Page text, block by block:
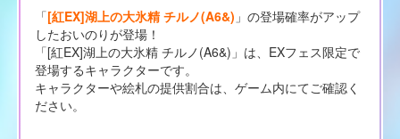
「[紅EX]湖上の大氷精 チルノ(A6&) 」の登場確率がアップ
したおいのりが登場！
「[紅EX]湖上の大氷精 チルノ(A6&)」は、EXフェス限定で
登場するキャラクターです。
キャラクターや絵札の提供割合は、ゲーム内にてご確認く
ださい。